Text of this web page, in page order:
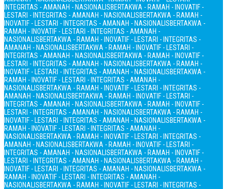
INTEGRITAS - AMANAH - NASIONALISBERTAKWA - RAMAH - INOVATIF -
LESTARI - INTEGRITAS - AMANAH - NASIONALISBERTAKWA - RAMAH -
INOVATIF - LESTARI - INTEGRITAS - AMANAH - NASIONALISBERTAKWA -
RAMAH - INOVATIF - LESTARI - INTEGRITAS - AMANAH -
NASIONALISBERTAKWA - RAMAH - INOVATIF - LESTARI - INTEGRITAS -
AMANAH - NASIONALISBERTAKWA - RAMAH - INOVATIF - LESTARI -
INTEGRITAS - AMANAH - NASIONALISBERTAKWA - RAMAH - INOVATIF -
LESTARI - INTEGRITAS - AMANAH - NASIONALISBERTAKWA - RAMAH -
INOVATIF - LESTARI - INTEGRITAS - AMANAH - NASIONALISBERTAKWA -
RAMAH - INOVATIF - LESTARI - INTEGRITAS - AMANAH -
NASIONALISBERTAKWA - RAMAH - INOVATIF - LESTARI - INTEGRITAS -
AMANAH - NASIONALISBERTAKWA - RAMAH - INOVATIF - LESTARI -
INTEGRITAS - AMANAH - NASIONALISBERTAKWA - RAMAH - INOVATIF -
LESTARI - INTEGRITAS - AMANAH - NASIONALISBERTAKWA - RAMAH -
INOVATIF - LESTARI - INTEGRITAS - AMANAH - NASIONALISBERTAKWA -
RAMAH - INOVATIF - LESTARI - INTEGRITAS - AMANAH -
NASIONALISBERTAKWA - RAMAH - INOVATIF - LESTARI - INTEGRITAS -
AMANAH - NASIONALISBERTAKWA - RAMAH - INOVATIF - LESTARI -
INTEGRITAS - AMANAH - NASIONALISBERTAKWA - RAMAH - INOVATIF -
LESTARI - INTEGRITAS - AMANAH - NASIONALISBERTAKWA - RAMAH -
INOVATIF - LESTARI - INTEGRITAS - AMANAH - NASIONALISBERTAKWA -
RAMAH - INOVATIF - LESTARI - INTEGRITAS - AMANAH -
NASIONALISBERTAKWA - RAMAH - INOVATIF - LESTARI - INTEGRITAS -